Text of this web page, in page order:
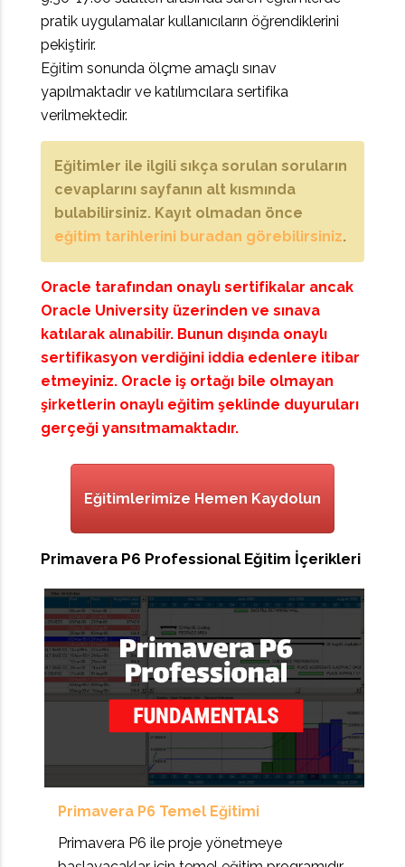
pratik uygulamalar kullanıcıların öğrendiklerini
pekiştirir.
Eğitim sonunda ölçme amaçlı sınav
yapılmaktadır ve katılımcılara sertifika
verilmektedir.
Eğitimler ile ilgili sıkça sorulan soruların
cevaplarını sayfanın alt kısmında
bulabilirsiniz. Kayıt olmadan önce
eğitim tarihlerini buradan görebilirsiniz.
Oracle tarafından onaylı sertifikalar ancak
Oracle University üzerinden ve sınava
katılarak alınabilir. Bunun dışında onaylı
sertifikasyon verdiğini iddia edenlere itibar
etmeyiniz. Oracle iş ortağı bile olmayan
şirketlerin onaylı eğitim şeklinde duyuruları
gerçeği yansıtmamaktadır.
Eğitimlerimize Hemen Kaydolun
Primavera P6 Professional Eğitim İçerikleri
Primavera P6 Temel Eğitimi
Primavera P6 ile proje yönetmeye